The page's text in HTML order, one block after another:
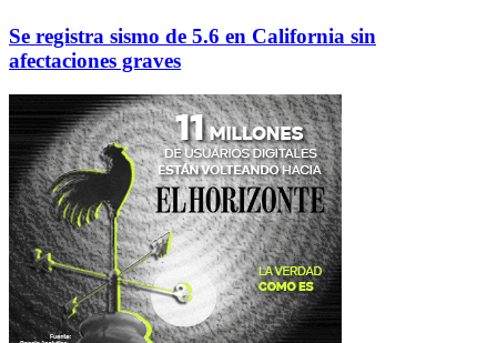
Se registra sismo de 5.6 en California sin
afectaciones graves